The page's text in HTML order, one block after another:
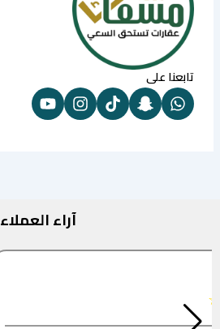
تابعنا على
آراء العملاء